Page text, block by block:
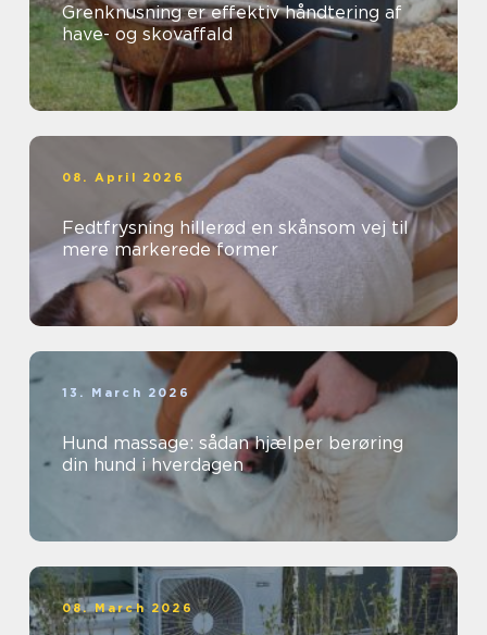
Grenknusning er effektiv håndtering af
have- og skovaffald
08. April 2026
Fedtfrysning hillerød en skånsom vej til
mere markerede former
13. March 2026
Hund massage: sådan hjælper berøring
din hund i hverdagen
08. March 2026